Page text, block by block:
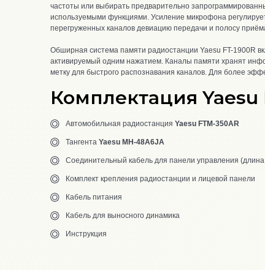
частоты или выбирать предварительно
используемыми функциями. Усиление микрофона
перегруженных каналов девиацию передачи и полосу
Обширная система памяти радиостанции Yaesu FT-1900R
активируемый одним нажатием. Каналы памяти хранят
метку для быстрого распознавания каналов. Для более
Комплектация Yaesu
Автомобильная радиостанция Yaesu FTM-350AR
Тангента Yaesu MH-48A6JA
Соединительный кабель для панели управления
Комплект крепления радиостанции и лицевой панели
Кабель питания
Кабель для выносного динамика
Инструкция